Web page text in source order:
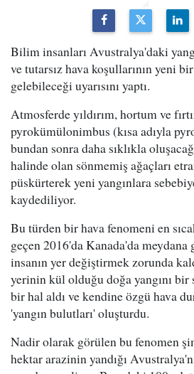
Bilim insanları Avustralya'daki
ve tutarsız hava koşullarının yeni
gelebileceği uyarısını yaptı.
Atmosferde yıldırım, hortum ve
pyrokümülonimbus (kısa adıyla
bundan sonra daha sıklıkla
halinde olan sönmemiş ağaçları
püskürterek yeni yangınlara
kaydediliyor.
Bu türden bir hava fenomeni en
geçen 2016'da Kanada'da
insanın yer değiştirmek zorunda
yerinin kül olduğu doğa yangını
bir hal aldı ve kendine özgü hava
'yangın bulutları' oluşturdu.
Nadir olarak görülen bu fenomen
hektar arazinin yandığı